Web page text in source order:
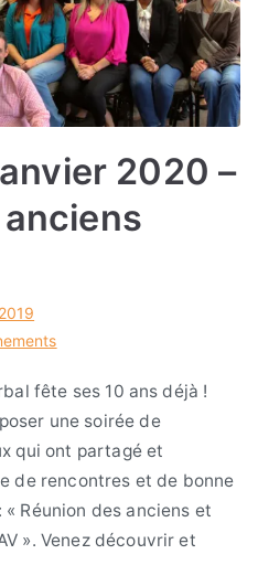
2020 –
fête ses 10 ans déjà !
une soirée de
qui ont partagé et
de rencontres et de bonne
« Réunion des anciens et
». Venez découvrir et